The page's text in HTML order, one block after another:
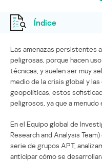
Índice
Las amenazas persistentes
peligrosas, porque hacen
técnicas, y suelen ser muy
medio de la crisis global y
geopolíticas, estos
peligrosos, ya que a menudo
En el Equipo global de
Research and Analysis
serie de grupos APT,
anticipar cómo se